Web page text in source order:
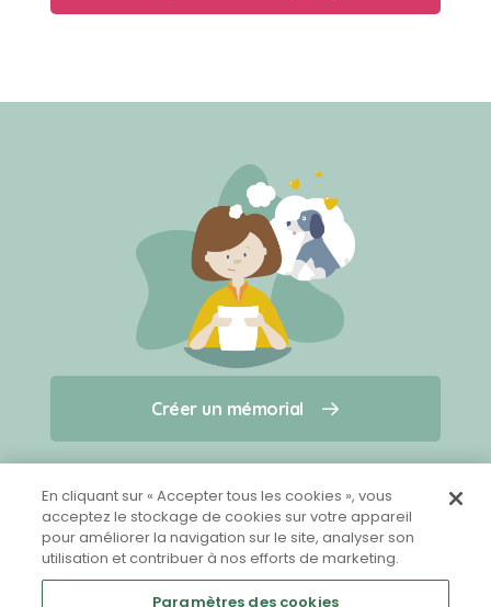
Créer un mémorial
Qui sommes-nous ?
Nous contacter
Partager sur Facebook
Créer un mémorial
En cliquant sur « Accepter tous les cookies », vous
acceptez le stockage de cookies sur votre appareil
pour améliorer la navigation sur le site, analyser son
utilisation et contribuer à nos efforts de marketing.
Paramètres des cookies